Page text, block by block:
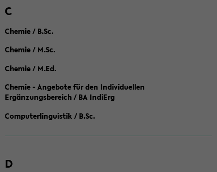
C
Chemie / B.Sc.
Chemie / M.Sc.
Chemie / M.Ed.
Chemie - Angebote für den Individuellen
Ergänzungsbereich / BA IndiErg
Computerlinguistik / B.Sc.
D